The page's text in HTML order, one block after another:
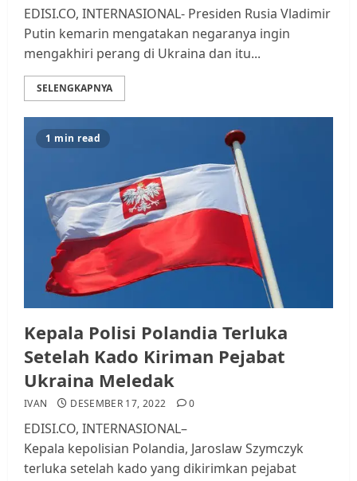
EDISI.CO, INTERNASIONAL- Presiden Rusia Vladimir
Putin kemarin mengatakan negaranya ingin
mengakhiri perang di Ukraina dan itu...
SELENGKAPNYA
1 min read
Kepala Polisi Polandia Terluka
Setelah Kado Kiriman Pejabat
Ukraina Meledak
IVAN DESEMBER 17, 2022 0
EDISI.CO, INTERNASIONAL–
Kepala kepolisian Polandia, Jaroslaw Szymczyk
terluka setelah kado yang dikirimkan pejabat